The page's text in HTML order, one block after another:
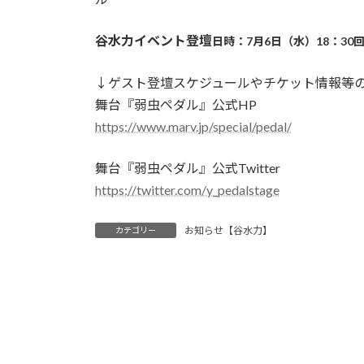
谷水力イベント登壇日時： 7月6日（水）18：30回
↓ゲスト登壇スケジュールやチケット情報等
舞台『弱虫ペダル』公式HP
https://www.marv.jp/special/pedal/
舞台『弱虫ペダル』公式Twitter
https://twitter.com/y_pedalstage
カテゴリー お知らせ【谷水力】